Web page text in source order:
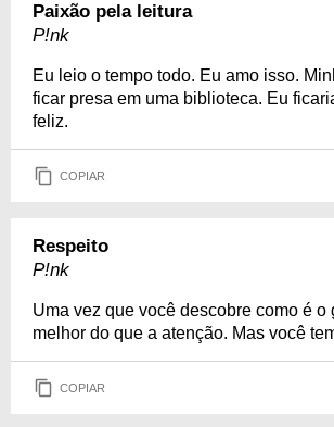
Paixão pela leitura
P!nk
Eu leio o tempo todo. Eu amo isso.
ficar presa em uma biblioteca. Eu
feliz.
COPIAR
Respeito
P!nk
Uma vez que você descobre como é o
melhor do que a atenção. Mas você
COPIAR